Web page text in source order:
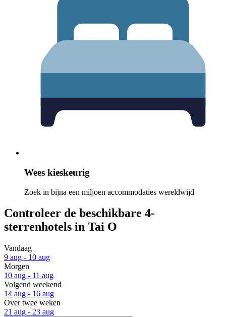
Wees kieskeurig
Zoek in bijna een miljoen accommodaties wereldwijd
Controleer de beschikbare 4-
sterrenhotels in Tai O
Vandaag
9 aug - 10 aug
Morgen
10 aug - 11 aug
Volgend weekend
14 aug - 16 aug
Over twee weken
21 aug - 23 aug